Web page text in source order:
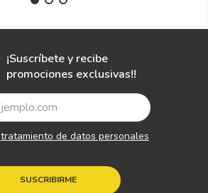
¡Suscríbete y recibe
promociones exclusivas!!
SUSCRIBIRME
tratamiento de datos personales